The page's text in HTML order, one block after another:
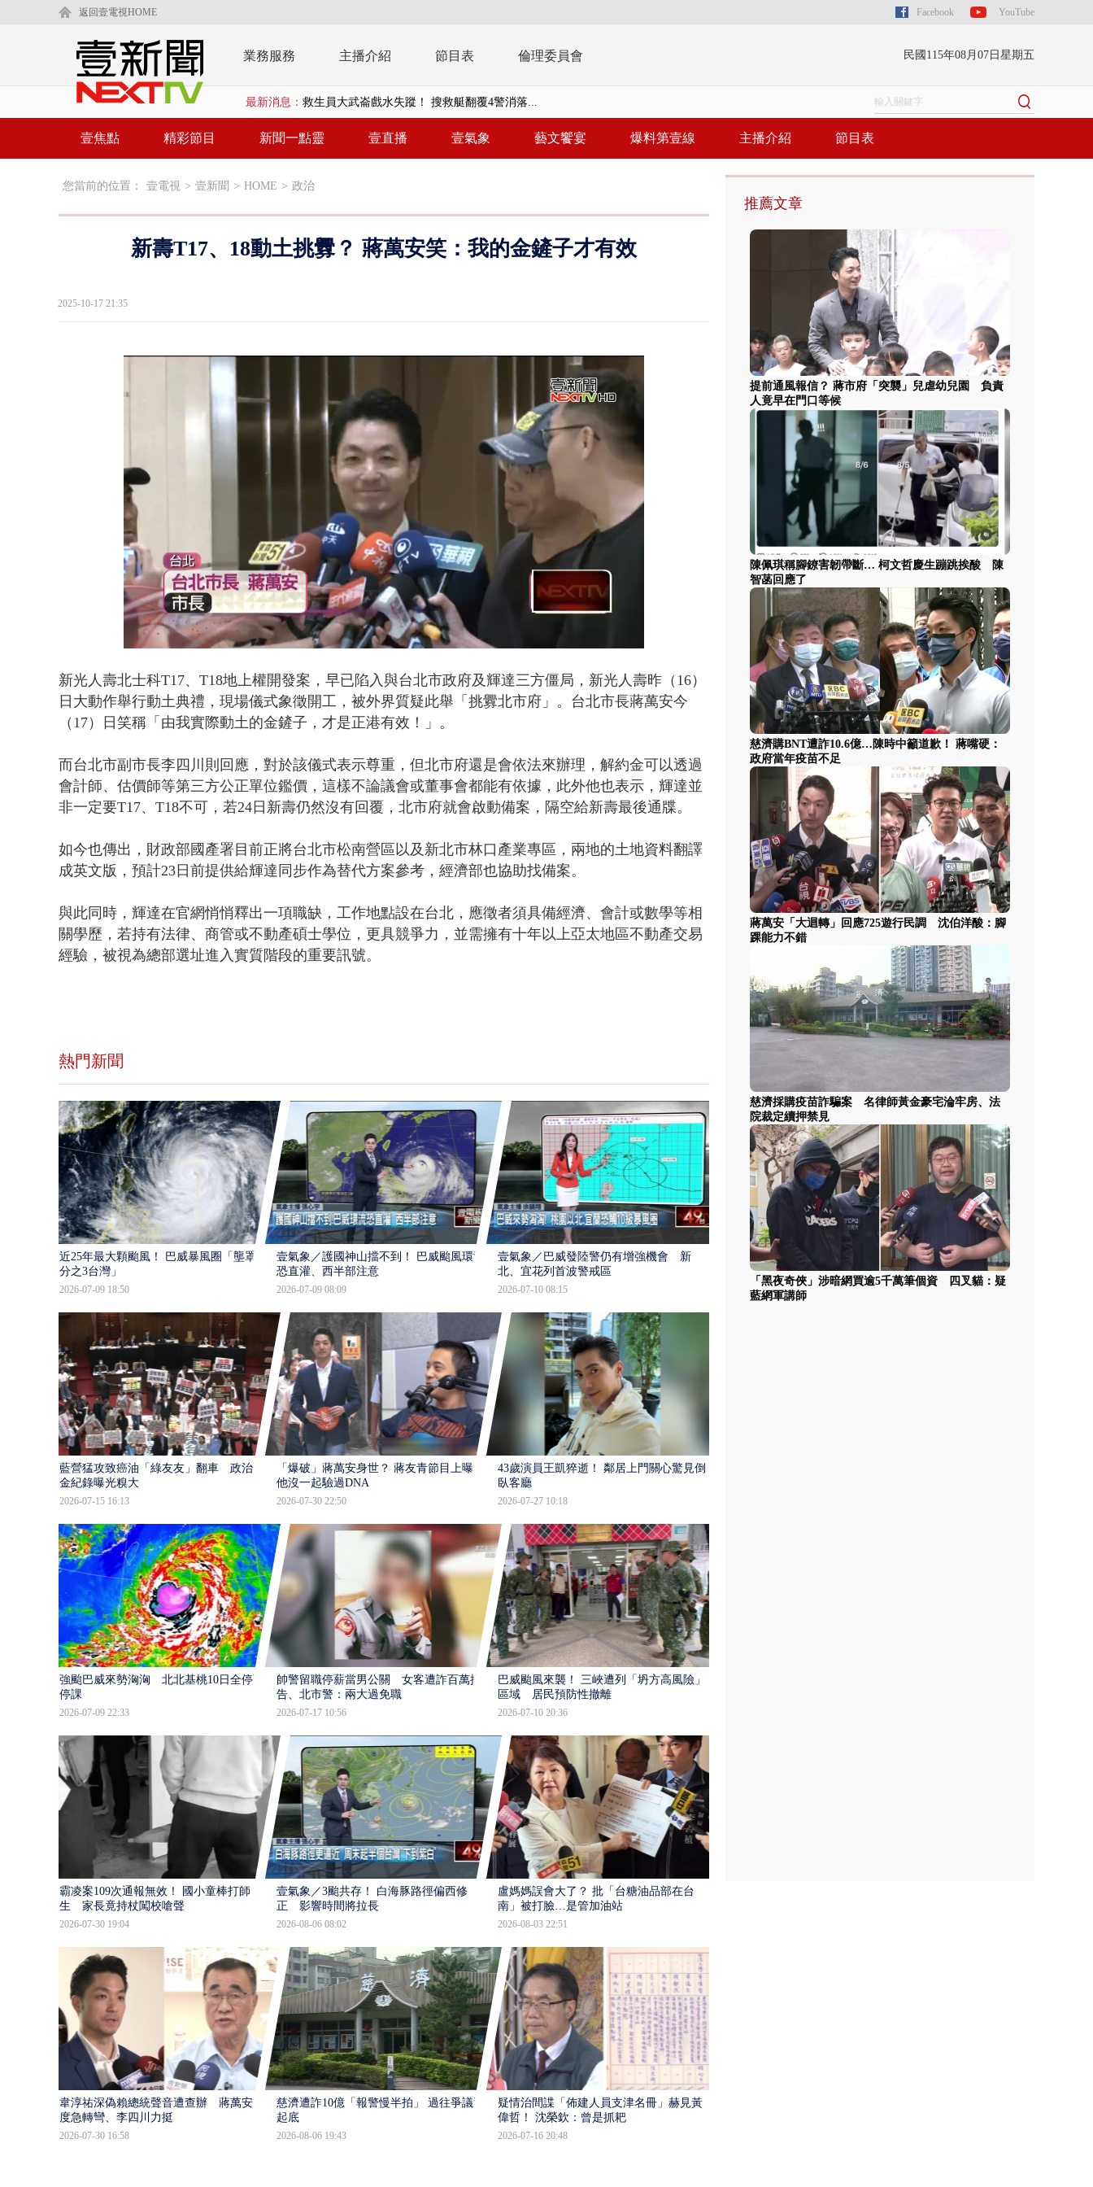
返回壹電視HOME Facebook YouTube
業務服務 主播介紹 節目表 倫理委員會 民國115年08月07日星期五
最新消息： 救生員大武崙戲水失蹤！ 搜救艇翻覆4警消落...
慈濟購BNT遭詐10.6億…陳時中籲道歉！ 蔣嘴...
EZ WAY個資爭議 連戰媳婦轟財政部不負責任
壹焦點 精彩節目 新聞一點靈 壹直播 壹氣象 藝文饗宴 爆料第壹線 主播介紹 節目表
您當前的位置： 壹電視 > 壹新聞 > HOME > 政治
新壽T17、18動土挑釁？ 蔣萬安笑：我的金鏟子才有效
2025-10-17 21:35
Loaded
35.83%
新光人壽北士科T17、T18地上權開發案，早已陷入與台北市政府及輝達三方僵局，新光人壽昨（16）
日大動作舉行動土典禮，現場儀式象徵開工，被外界質疑此舉「挑釁北市府」。台北市長蔣萬安今
（17）日笑稱「由我實際動土的金鏟子，才是正港有效！」。
而台北市副市長李四川則回應，對於該儀式表示尊重，但北市府還是會依法來辦理，解約金可以透過
會計師、估價師等第三方公正單位鑑價，這樣不論議會或董事會都能有依據，此外他也表示，輝達並
非一定要T17、T18不可，若24日新壽仍然沒有回覆，北市府就會啟動備案，隔空給新壽最後通牒。
如今也傳出，財政部國產署目前正將台北市松南營區以及新北市林口產業專區，兩地的土地資料翻譯
成英文版，預計23日前提供給輝達同步作為替代方案參考，經濟部也協助找備案。
與此同時，輝達在官網悄悄釋出一項職缺，工作地點設在台北，應徵者須具備經濟、會計或數學等相
關學歷，若持有法律、商管或不動產碩士學位，更具競爭力，並需擁有十年以上亞太地區不動產交易
經驗，被視為總部選址進入實質階段的重要訊號。
熱門新聞
近25年最大顆颱風！ 巴威暴風圈「壟罩4
分之3台灣」
2026-07-09 18:50
壹氣象／護國神山擋不到！ 巴威颱風環流
恐直灌、西半部注意
2026-07-09 08:09
壹氣象／巴威發陸警仍有增強機會 新
北、宜花列首波警戒區
2026-07-10 08:15
藍營猛攻致癌油「綠友友」翻車 政治獻
金紀錄曝光糗大
2026-07-15 16:13
「爆破」蔣萬安身世？ 蔣友青節目上曝：
他沒一起驗過DNA
2026-07-30 22:50
43歲演員王凱猝逝！ 鄰居上門關心驚見倒
臥客廳
2026-07-27 10:18
強颱巴威來勢洶洶 北北基桃10日全停班
停課
2026-07-09 22:33
帥警留職停薪當男公關 女客遭詐百萬提
告、北市警：兩大過免職
2026-07-17 10:56
巴威颱風來襲！ 三峽遭列「坍方高風險」
區域 居民預防性撤離
2026-07-10 20:36
霸凌案109次通報無效！ 國小童棒打師
生 家長竟持杖闖校嗆聲
2026-07-30 19:04
壹氣象／3颱共存！ 白海豚路徑偏西修
正 影響時間將拉長
2026-08-06 08:02
盧媽媽誤會大了？ 批「台糖油品部在台
南」被打臉…是管加油站
2026-08-03 22:51
韋淳祐深偽賴總統聲音遭查辦 蔣萬安態
度急轉彎、李四川力挺
2026-07-30 16:58
慈濟遭詐10億「報警慢半拍」 過往爭議遭
起底
2026-08-06 19:43
疑情治間諜「佈建人員支津名冊」赫見黃
偉哲！ 沈榮欽：曾是抓耙
2026-07-16 20:48
推薦文章
提前通風報信？ 蔣市府「突襲」兒虐幼兒園 負責
人竟早在門口等候
陳佩琪稱腳鐐害韌帶斷… 柯文哲慶生蹦跳挨酸 陳
智菡回應了
慈濟購BNT遭詐10.6億…陳時中籲道歉！ 蔣嘴硬：
政府當年疫苗不足
蔣萬安「大迴轉」回應725遊行民調 沈伯洋酸：腳
踝能力不錯
慈濟採購疫苗詐騙案 名律師黃金豪宅淪牢房、法
院裁定續押禁見
「黑夜奇俠」涉暗網買逾5千萬筆個資 四叉貓：疑
藍網軍講師